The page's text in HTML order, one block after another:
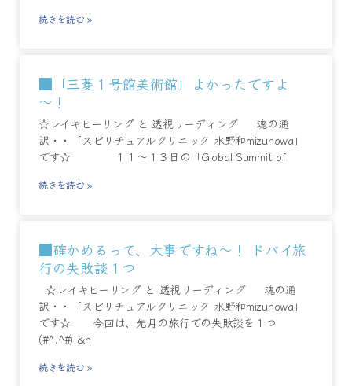
続きを読む »
■「三菱１号館美術館」よかったですよ
～！
☆レイキヒーリング と 透視リーディング 魂の通
訳・・「スピリチュアルクリニック 水野和mizunowa」
です☆ １１～１３日の「Global Summit of
続きを読む »
■確かめるって、大事ですね～！ ドバイ旅
行の失敗談１つ
☆レイキヒーリング と 透視リーディング 魂の通
訳・・「スピリチュアルクリニック 水野和mizunowa」
です☆ 今回は、先月の旅行での失敗談を１つ
(#^.^#) &n
続きを読む »